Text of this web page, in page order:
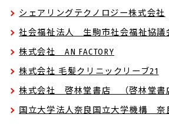
シェアリングテクノロジー株式会社
社会福祉法人 生駒市社会福祉協議
株式会社 AN FACTORY
株式会社 毛髪クリニックリーブ21
株式会社 啓林堂書店 （啓林堂書
国立大学法人奈良国立大学機構 奈